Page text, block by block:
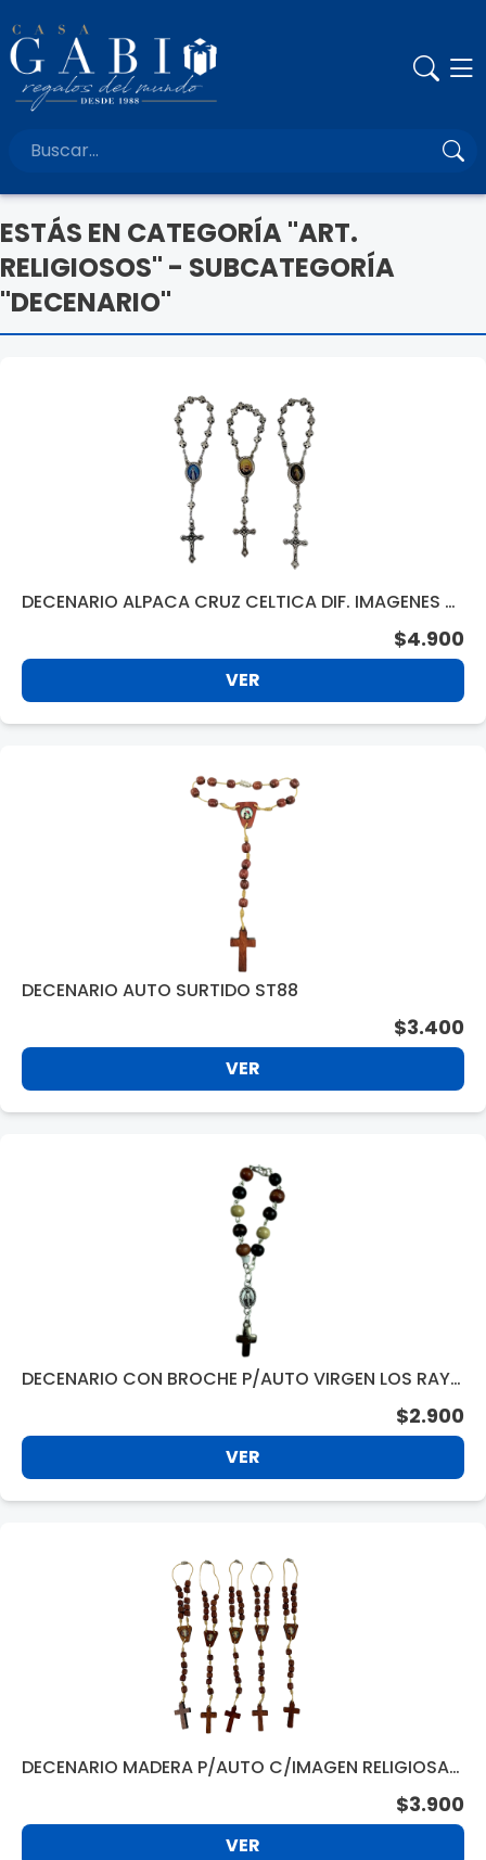
ESTÁS EN CATEGORÍA "ART.
RELIGIOSOS" - SUBCATEGORÍA
"DECENARIO"
DECENARIO ALPACA CRUZ CELTICA DIF. IMAGENES F1
$4.900
VER
DECENARIO AUTO SURTIDO ST88
$3.400
VER
DECENARIO CON BROCHE P/AUTO VIRGEN LOS RAY
$2.900
VER
DECENARIO MADERA P/AUTO C/IMAGEN RELIGIOSA
$3.900
VER